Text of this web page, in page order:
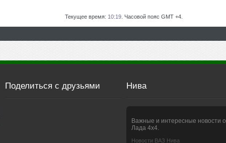
Текущее время: 10:19 . Часовой пояс GMT +4.
Поделиться с друзьями Нива
Важные и интересные новости о
Лада 4х4.
Новости ВАЗ Нива